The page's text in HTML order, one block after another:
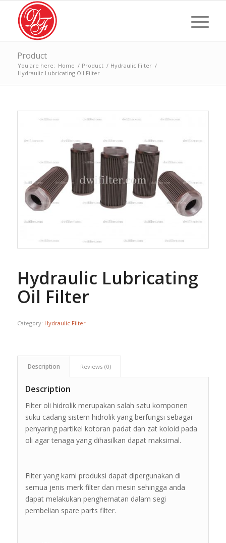
Product
You are here: Home / Product / Hydraulic Filter /
Hydraulic Lubricating Oil Filter
Hydraulic Lubricating
Oil Filter
Category: Hydraulic Filter
Description Reviews (0)
Description
Filter oli hidrolik merupakan salah satu komponen
suku cadang sistem hidrolik yang berfungsi sebagai
penyaring partikel kotoran padat dan zat koloid pada
oli agar tenaga yang dihasilkan dapat maksimal.
Filter yang kami produksi dapat dipergunakan di
semua jenis merk filter dan mesin sehingga anda
dapat melakukan penghematan dalam segi
pembelian spare parts filter.